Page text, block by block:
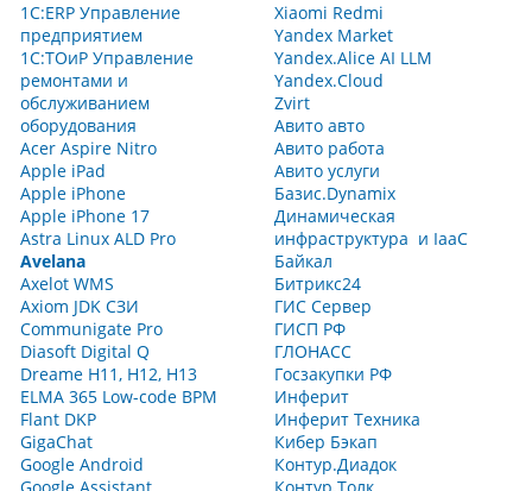
1С:ERP Управление
предприятием
1С:ТОиР Управление
ремонтами и
обслуживанием
оборудования
Acer Aspire Nitro
Apple iPad
Apple iPhone
Apple iPhone 17
Astra Linux ALD Pro
Avelana
Axelot WMS
Axiom JDK СЗИ
Communigate Pro
Diasoft Digital Q
Dreame H11, H12, H13
ELMA 365 Low-code BPM
Flant DKP
GigaChat
Google Android
Xiaomi Redmi
Yandex Market
Yandex.Alice AI LLM
Yandex.Cloud
Zvirt
Авито авто
Авито работа
Авито услуги
Базис.Dynamix
Динамическая
инфраструктура и IaaC
Байкал
Битрикс24
ГИС Сервер
ГИСП РФ
ГЛОНАСС
Госзакупки РФ
Инферит
Инферит Техника
Кибер Бэкап
Контур.Диадок